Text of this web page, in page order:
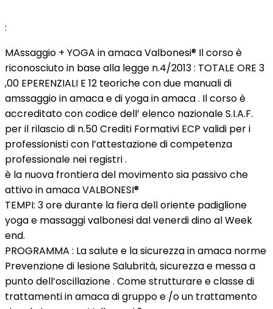
:
MAssaggio + YOGA in amaca Valbonesi® Il corso è
riconosciuto in base alla legge n.4/2013 : TOTALE ORE 3
,00 EPERENZIALI E 12 teoriche con due manuali di
amssaggio in amaca e di yoga in amaca . Il corso è
accreditato con codice dell’ elenco nazionale S.I.A.F.
per il rilascio di n.50 Crediti Formativi ECP validi per i
professionisti con l’attestazione di competenza
professionale nei registri .
è la nuova frontiera del movimento sia passivo che
attivo in amaca VALBONESI®
TEMPI: 3 ore durante la fiera dell oriente padiglione
yoga e massaggi valbonesi dal venerdi dino al Week
end.
PROGRAMMA : La salute e la sicurezza in amaca norme
Prevenzione di lesione Salubrità, sicurezza e messa a
punto dell’oscillazione . Come strutturare e classe di
trattamenti in amaca di gruppo e /o un trattamento